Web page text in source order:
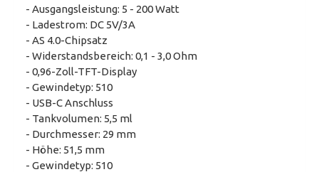
- Ausgangsleistung: 5 - 200 Watt
- Ladestrom: DC 5V/3A
- AS 4.0-Chipsatz
- Widerstandsbereich: 0,1 - 3,0 Ohm
- 0,96-Zoll-TFT-Display
- Gewindetyp: 510
- USB-C Anschluss
- Tankvolumen: 5,5 ml
- Durchmesser: 29 mm
- Höhe: 51,5 mm
- Gewindetyp: 510